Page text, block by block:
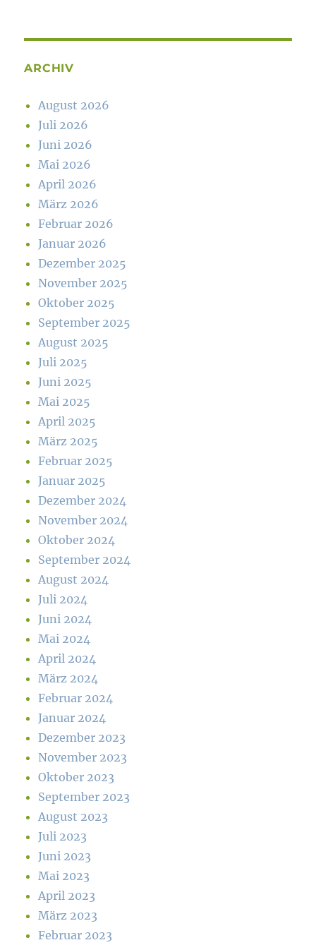
ARCHIV
August 2026
Juli 2026
Juni 2026
Mai 2026
April 2026
März 2026
Februar 2026
Januar 2026
Dezember 2025
November 2025
Oktober 2025
September 2025
August 2025
Juli 2025
Juni 2025
Mai 2025
April 2025
März 2025
Februar 2025
Januar 2025
Dezember 2024
November 2024
Oktober 2024
September 2024
August 2024
Juli 2024
Juni 2024
Mai 2024
April 2024
März 2024
Februar 2024
Januar 2024
Dezember 2023
November 2023
Oktober 2023
September 2023
August 2023
Juli 2023
Juni 2023
Mai 2023
April 2023
März 2023
Februar 2023